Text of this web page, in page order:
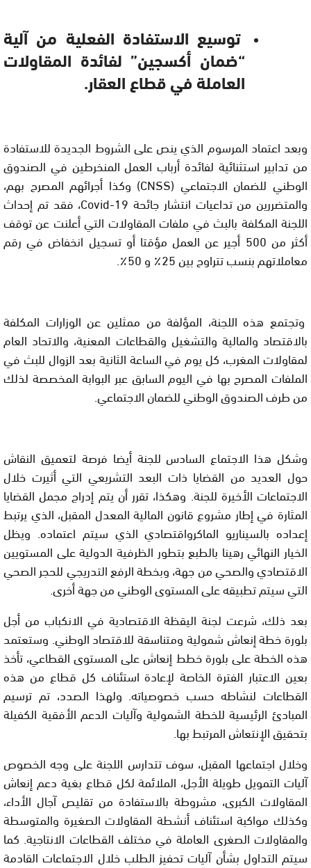
توسيع الاستفادة الفعلية من آلية
“ضمان أكسجين” لفائدة المقاولات
العاملة في قطاع العقار.
وبعد اعتماد المرسوم الذي ينص على الشروط الجديدة للاستفادة
من تدابير استثنائية لفائدة أرباب العمل المنخرطين في الصندوق
الوطني للضمان الاجتماعي (CNSS) وكذا أجرائهم المصرح بهم،
والمتضررين من تداعيات انتشار جائحة Covid-19، فقد تم إحداث
اللجنة المكلفة بالبث في ملفات المقاولات التي أعلنت عن توقف
أكثر من 500 أجير عن العمل مؤقتا أو تسجيل انخفاض في رقم
معاملاتهم بنسب تتراوح بين 25٪ و 50٪.
وتجتمع هذه اللجنة، المؤلفة من ممثلين عن الوزارات المكلفة
بالاقتصاد والمالية والتشغيل والقطاعات المعنية، والاتحاد العام
لمقاولات المغرب، كل يوم في الساعة الثانية بعد الزوال للبث في
الملفات المصرح بها في اليوم السابق عبر البوابة المخصصة لذلك
من طرف الصندوق الوطني للضمان الاجتماعي.
وشكل هذا الاجتماع السادس للجنة أيضا فرصة لتعميق النقاش
حول العديد من القضايا ذات البعد التشريعي التي أثيرت خلال
الاجتماعات الأخيرة للجنة. وهكذا، تقرر أن يتم إدراج مجمل القضايا
المثارة في إطار مشروع قانون المالية المعدل المقبل، الذي يرتبط
إعداده بالسيناريو الماكرواقتصادي الذي سيتم اعتماده. ويظل
الخيار النهائي رهينا بالطبع بتطور الظرفية الدولية على المستويين
الاقتصادي والصحي من جهة، وبخطة الرفع التدريجي للحجر الصحي
التي سيتم تطبيقه على المستوى الوطني من جهة أخرى.
بعد ذلك، شرعت لجنة اليقظة الاقتصادية في الانكباب من أجل
بلورة خطة إنعاش شمولية ومتناسقة للاقتصاد الوطني. وستعتمد
هذه الخطة على بلورة خطط إنعاش على المستوى القطاعي، تأخذ
بعين الاعتبار الفترة الخاصة لإعادة استئناف كل قطاع من هذه
القطاعات لنشاطه حسب خصوصياته. ولهذا الصدد، تم ترسيم
المبادئ الرئيسية للخطة الشمولية وآليات الدعم الأفقية الكفيلة
بتحقيق الإنتعاش المرتبط بها.
وخلال اجتماعها المقبل، سوف تتدارس اللجنة على وجه الخصوص
آليات التمويل طويلة الأجل، الملائمة لكل قطاع بغية دعم إنعاش
المقاولات الكبرى، مشروطة بالاستفادة من تقليص آجال الأداء،
وكذلك مواكبة استئناف أنشطة المقاولات الصغيرة والمتوسطة
والمقاولات الصغرى العاملة في مختلف القطاعات الانتاجية. كما
سيتم التداول بشأن آليات تحفيز الطلب خلال الاجتماعات القادمة